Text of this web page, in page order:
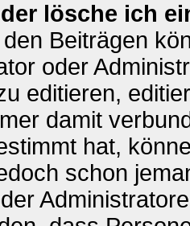
lösche ich
Beiträgen
oder
editieren,
damit
hat,
schon